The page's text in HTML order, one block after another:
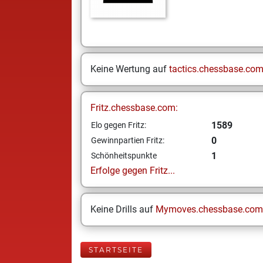
Keine Wertung auf tactics.chessbase.com
Fritz.chessbase.com:
Elo gegen Fritz: 1589
Gewinnpartien Fritz: 0
Schönheitspunkte
1
Erfolge gegen Fritz...
Keine Drills auf Mymoves.chessbase.com
STARTSEITE